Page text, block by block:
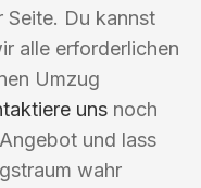
Seite. Du kannst
alle erforderlichen
Umzug
uns noch
und lass
wahr